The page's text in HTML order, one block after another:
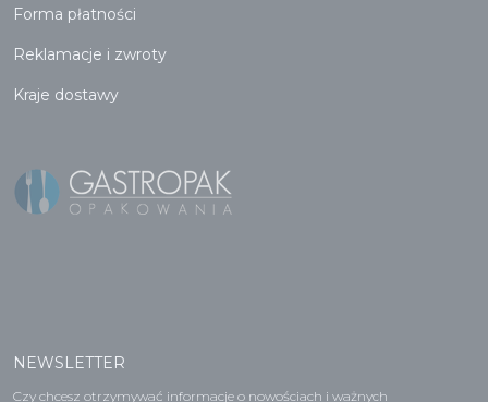
Forma płatności
Reklamacje i zwroty
Kraje dostawy
NEWSLETTER
Czy chcesz otrzymywać informacje o nowościach i ważnych